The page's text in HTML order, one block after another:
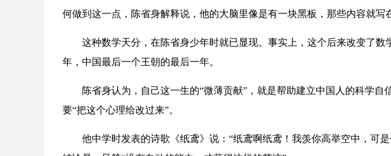
何做到这一点，陈省身解释说，他的大脑里像是有一块黑板，那些内容就写
这种数学天分，在陈省身少年时就已显现。事实上，这个后来改变了数
年，中国最后一个王朝的最后一年。
陈省身认为，自己这一生的“微薄贡献”，就是帮助建立中国人的科学自
要“把这个心理给改过来”。
他中学时发表的诗歌《纸鸢》说：“纸鸢啊纸鸢！我羡你高举空中，可是